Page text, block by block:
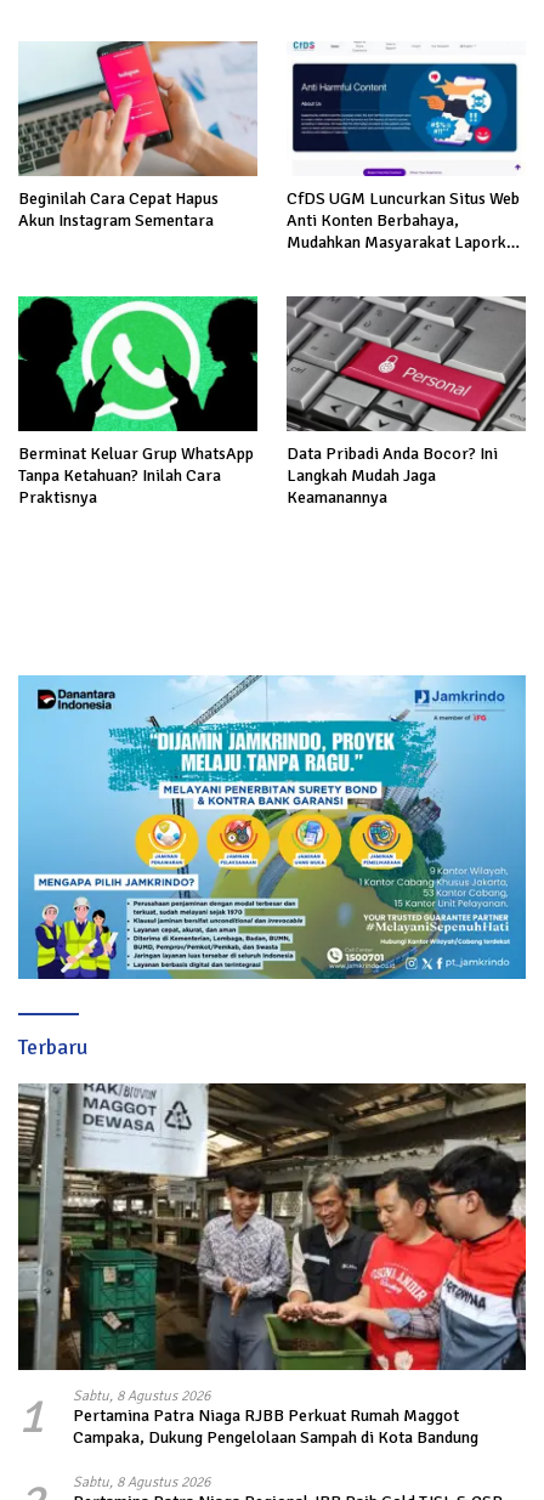
Beginilah Cara Cepat Hapus
Akun Instagram Sementara
CfDS UGM Luncurkan Situs Web
Anti Konten Berbahaya,
Mudahkan Masyarakat Laporkan
Berminat Keluar Grup WhatsApp
Tanpa Ketahuan? Inilah Cara
Praktisnya
Data Pribadi Anda Bocor? Ini
Langkah Mudah Jaga
Keamanannya
Terbaru
1 Sabtu, 8 Agustus 2026
Pertamina Patra Niaga RJBB Perkuat Rumah Maggot
Campaka, Dukung Pengelolaan Sampah di Kota Bandung
Sabtu, 8 Agustus 2026